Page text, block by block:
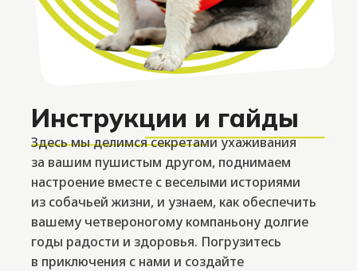
Инструкции и гайды
Здесь мы делимся секретами ухаживания
за вашим пушистым другом, поднимаем
настроение вместе с веселыми историями
из собачьей жизни, и узнаем, как обеспечить
вашему четвероногому компаньону долгие
годы радости и здоровья. Погрузитесь
в приключения с нами и создайте